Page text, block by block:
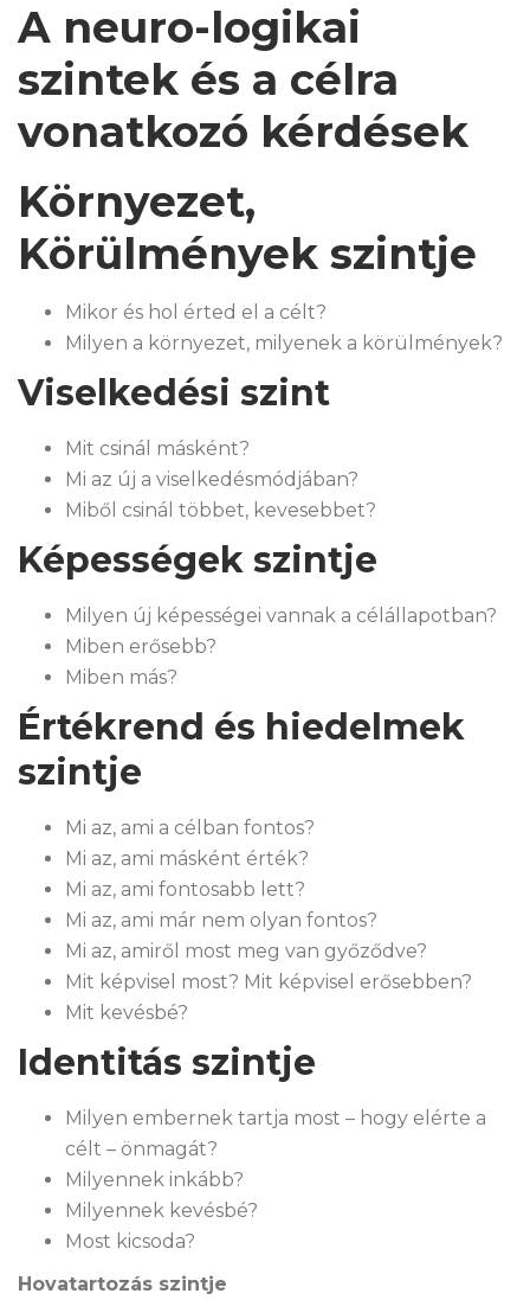
A neuro-logikai
szintek és a célra
vonatkozó kérdések
Környezet,
Körülmények szintje
Mikor és hol érted el a célt?
Milyen a környezet, milyenek a körülmények?
Viselkedési szint
Mit csinál másként?
Mi az új a viselkedésmódjában?
Miből csinál többet, kevesebbet?
Képességek szintje
Milyen új képességei vannak a célállapotban?
Miben erősebb?
Miben más?
Értékrend és hiedelmek
szintje
Mi az, ami a célban fontos?
Mi az, ami másként érték?
Mi az, ami fontosabb lett?
Mi az, ami már nem olyan fontos?
Mi az, amiről most meg van győződve?
Mit képvisel most? Mit képvisel erősebben?
Mit kevésbé?
Identitás szintje
Milyen embernek tartja most – hogy elérte a
célt – önmagát?
Milyennek inkább?
Milyennek kevésbé?
Most kicsoda?
Hovatartozás szintje